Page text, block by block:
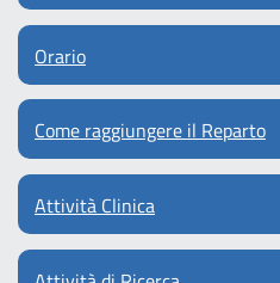
Orario
Come raggiungere il Reparto
Attività Clinica